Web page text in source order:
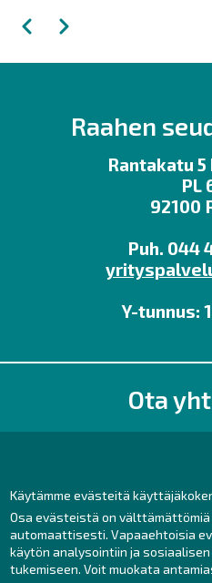
Käytämme evästeitä
Osa evästeistä on välttämättömiä
automaattisesti. Vapaaehtoisia
käytön analysointiin ja
tukemiseen. Voit muokata
Sivutus
EdellinenSeuraava
Raahen
Rantakatu 5
PL
92100
Puh. 044
Y-tunnus:
Ota